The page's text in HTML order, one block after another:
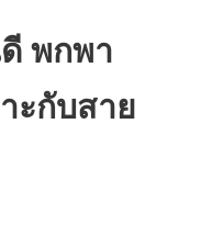
พกพา
ะกับสาย